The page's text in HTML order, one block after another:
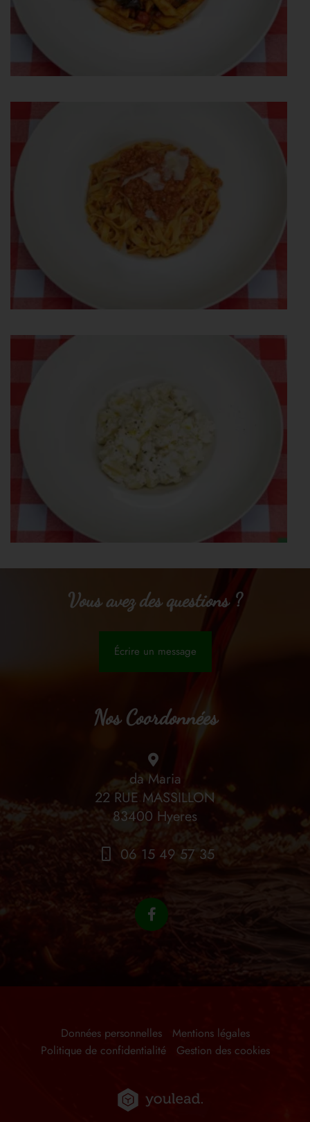
Vous avez des questions ?
Écrire un message
Nos Coordonnées
da Maria
22 RUE MASSILLON
83400 Hyeres
06 15 49 57 35
Données personnelles
Mentions légales
Politique de confidentialité
Gestion des cookies